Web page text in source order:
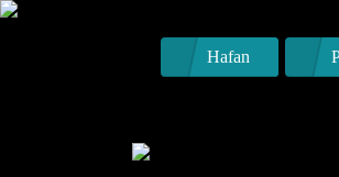
Hafan